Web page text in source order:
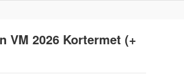
VM 2026 Kortermet (+